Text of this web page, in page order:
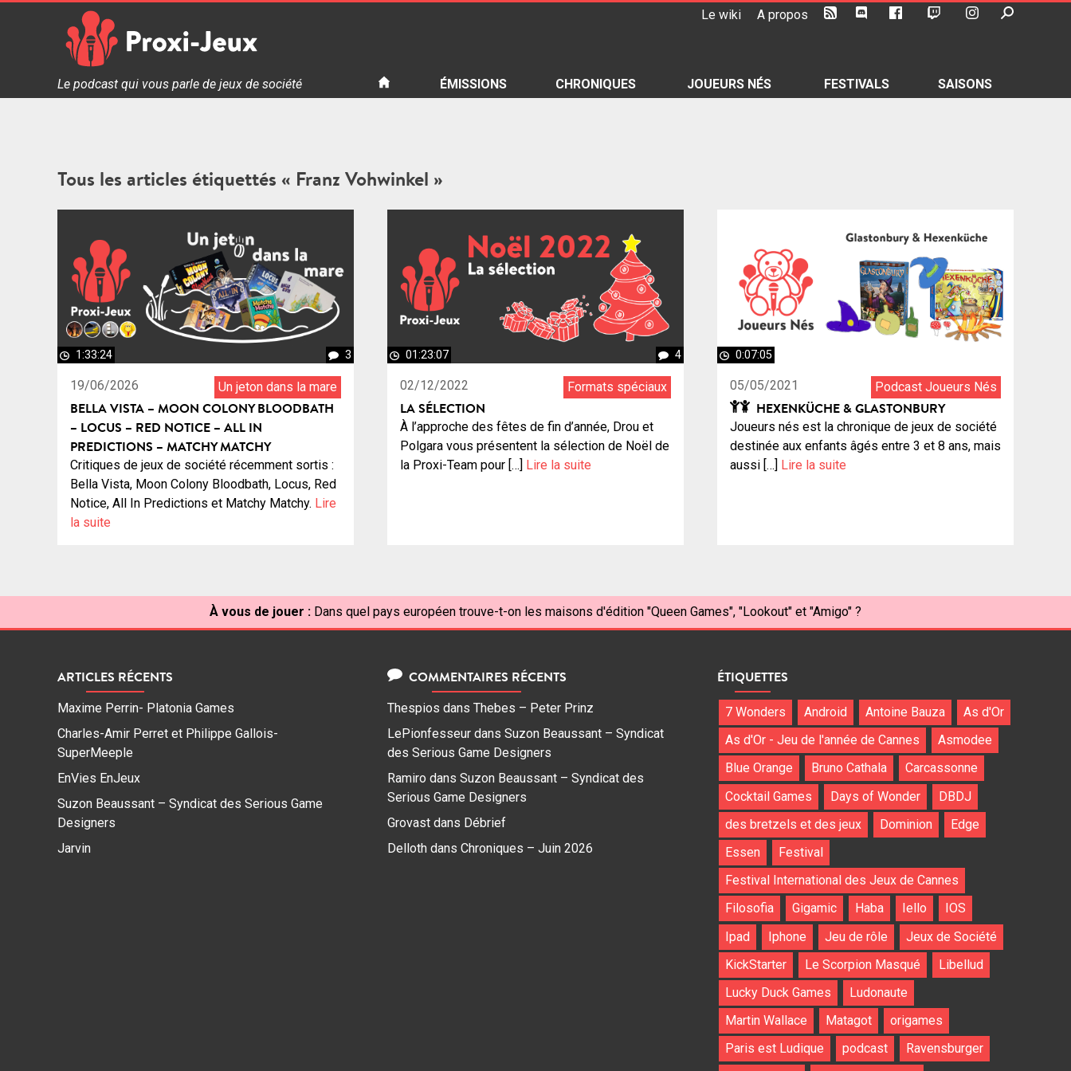
Le wiki A propos
Proxi Jeux - Le podcast qui vous parle de jeux de société
Le podcast qui vous parle de jeux de société ÉMISSIONS CHRONIQUES JOUEURS NÉS FESTIVALS SAISONS
Tous les articles étiquettés « Franz Vohwinkel »
1:33:24 3
19/06/2026 Un jeton dans la mare
BELLA VISTA – MOON COLONY BLOODBATH
– LOCUS – RED NOTICE – ALL IN
PREDICTIONS – MATCHY MATCHY
Critiques de jeux de société récemment sortis :
Bella Vista, Moon Colony Bloodbath, Locus, Red
Notice, All In Predictions et Matchy Matchy. Lire
la suite
01:23:07 4
02/12/2022 Formats spéciaux
LA SÉLECTION
À l’approche des fêtes de fin d’année, Drou et
Polgara vous présentent la sélection de Noël de
la Proxi-Team pour […]
Lire la suite
0:07:05
05/05/2021 Podcast Joueurs Nés
HEXENKÜCHE & GLASTONBURY
Joueurs nés est la chronique de jeux de société
destinée aux enfants âgés entre 3 et 8 ans, mais
aussi […]
Lire la suite
À vous de jouer : Dans quel pays européen trouve-t-on les maisons d'édition "Queen Games", "Lookout" et "Amigo" ?
ARTICLES RÉCENTS
Maxime Perrin- Platonia Games
Charles-Amir Perret et Philippe Gallois-
SuperMeeple
EnVies EnJeux
Suzon Beaussant – Syndicat des Serious Game
Designers
Jarvin
COMMENTAIRES RÉCENTS
Thespios dans Thebes – Peter Prinz
LePionfesseur dans Suzon Beaussant – Syndicat
des Serious Game Designers
Ramiro dans Suzon Beaussant – Syndicat des
Serious Game Designers
Grovast dans Débrief
Delloth dans Chroniques – Juin 2026
ÉTIQUETTES
7 Wonders Android Antoine Bauza
As d'Or
As d'Or - Jeu de l'année de Cannes
Asmodee
Blue Orange
Bruno Cathala
Carcassonne
Cocktail Games
Days of Wonder
DBDJ
des bretzels et des jeux
Dominion
Edge
Essen
Festival
Festival International des Jeux de Cannes
Filosofia
Gigamic Haba Iello
IOS
Ipad
Iphone Jeu de rôle
Jeux de Société
KickStarter
Le Scorpion Masqué
Libellud
Lucky Duck Games
Ludonaute
Martin Wallace
Matagot
origames
Paris est Ludique
podcast
Ravensburger